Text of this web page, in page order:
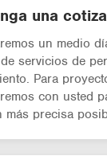
una
un medio
servicios de
Para
con usted
más precisa